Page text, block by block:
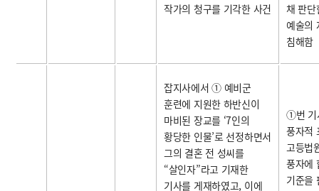
작가의 청구를 기각한 사건
채 판단
예술의
침해함
잡지사에서 ① 예비군
훈련에 지원한 하반신이
마비된 장교를 ‘7인의
황당한 인물’로 선정하면서
그의 결혼 전 성씨를
“살인자”라고 기재한
기사를 게재하였고, 이에
①번 기
풍자적
고등법
풍자에
기준을